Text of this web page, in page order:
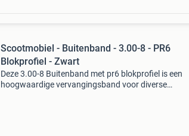
Scootmobiel - Buitenband - 3.00-8 - PR6
Blokprofiel - Zwart
Deze 3.00-8 Buitenband met pr6 blokprofiel is een
hoogwaardige vervangingsband voor diverse